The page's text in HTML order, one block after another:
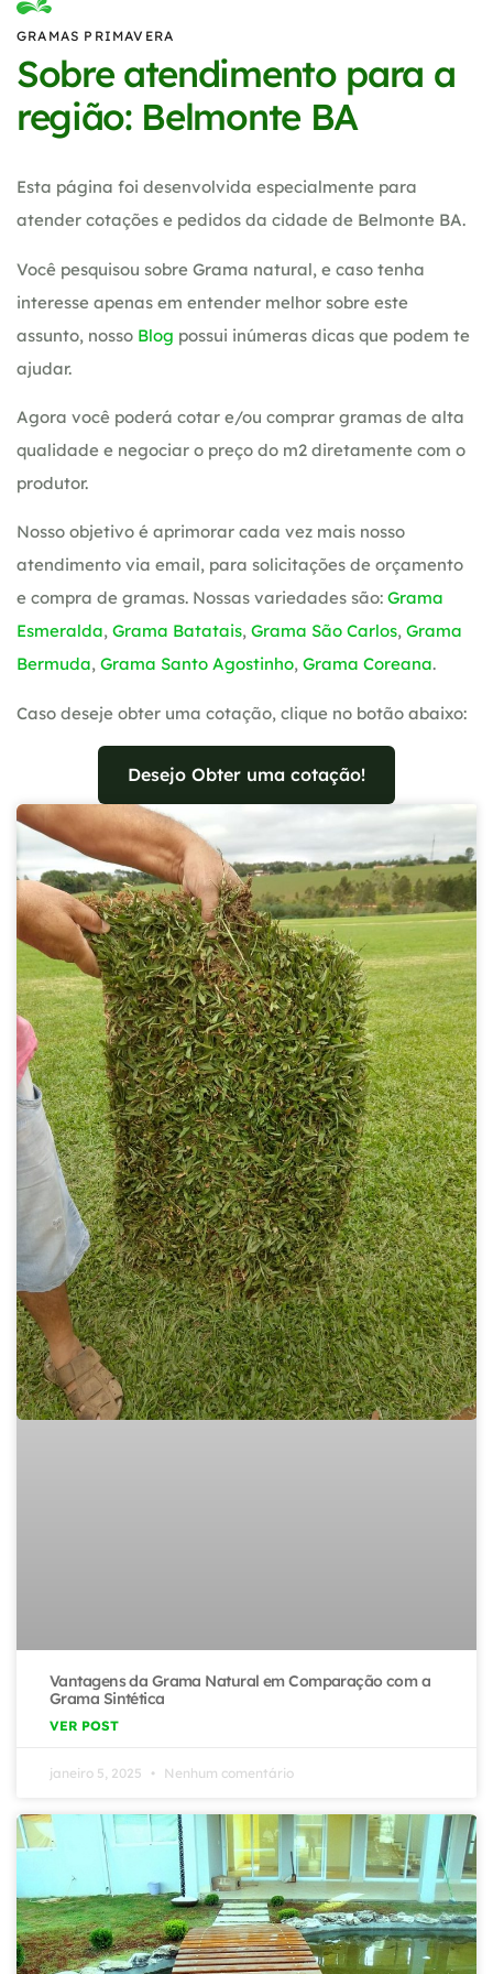
GRAMAS PRIMAVERA
Sobre atendimento para a
região: Belmonte BA
Esta página foi desenvolvida especialmente para
atender cotações e pedidos da cidade de Belmonte BA.
Você pesquisou sobre Grama natural, e caso tenha
interesse apenas em entender melhor sobre este
assunto, nosso Blog possui inúmeras dicas que podem te
ajudar.
Agora você poderá cotar e/ou comprar gramas de alta
qualidade e negociar o preço do m2 diretamente com o
produtor.
Nosso objetivo é aprimorar cada vez mais nosso
atendimento via email, para solicitações de orçamento
e compra de gramas. Nossas variedades são: Grama
Esmeralda, Grama Batatais, Grama São Carlos, Grama
Bermuda, Grama Santo Agostinho, Grama Coreana.
Caso deseje obter uma cotação, clique no botão abaixo:
Desejo Obter uma cotação!
Vantagens da Grama Natural em Comparação com a
Grama Sintética
VER POST
janeiro 5, 2025 Nenhum comentário